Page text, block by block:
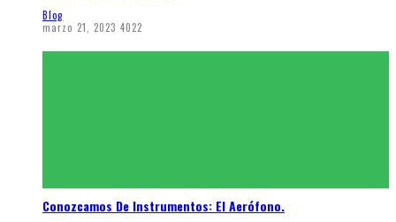
Blog
marzo 21, 2023 4022
Conozcamos De Instrumentos: El Aerófono.